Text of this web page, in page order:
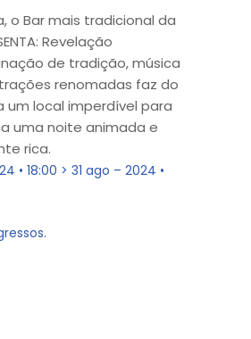
o Bar mais tradicional da
Revelação
de tradição, música
renomadas faz do
um local imperdível para
uma noite animada e
rica.
• 18:00 > 31 ago – 2024 •